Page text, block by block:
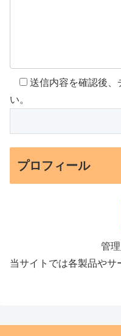
送信内容を確認後、
い。
プロフィール
管
当サイトでは各製品やサ